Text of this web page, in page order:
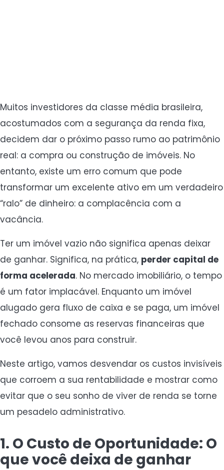
Muitos investidores da classe média brasileira,
acostumados com a segurança da renda fixa,
decidem dar o próximo passo rumo ao patrimônio
real: a compra ou construção de imóveis. No
entanto, existe um erro comum que pode
transformar um excelente ativo em um verdadeiro
“ralo” de dinheiro: a complacência com a
vacância.
Ter um imóvel vazio não significa apenas deixar
de ganhar. Significa, na prática, perder capital de
forma acelerada. No mercado imobiliário, o tempo
é um fator implacável. Enquanto um imóvel
alugado gera fluxo de caixa e se paga, um imóvel
fechado consome as reservas financeiras que
você levou anos para construir.
Neste artigo, vamos desvendar os custos invisíveis
que corroem a sua rentabilidade e mostrar como
evitar que o seu sonho de viver de renda se torne
um pesadelo administrativo.
1. O Custo de Oportunidade: O
que você deixa de ganhar